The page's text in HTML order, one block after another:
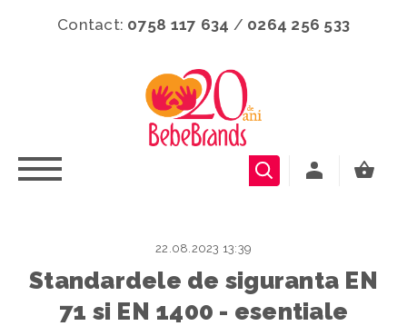
Contact: 0758 117 634 / 0264 256 533
Standardele de siguranta EN
71 si EN 1400 - esentiale
22.08.2023 13:39